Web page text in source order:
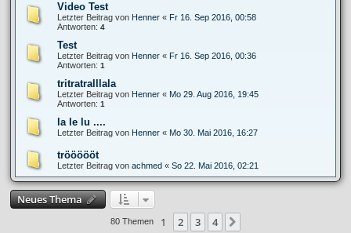
Video Test
Letzter Beitrag von Henner « Fr 16. Sep 2016, 00:58
Antworten: 4
Test
Letzter Beitrag von Henner « Fr 16. Sep 2016, 00:36
Antworten: 1
tritratralllala
Letzter Beitrag von Henner « Mo 29. Aug 2016, 19:45
Antworten: 1
la le lu ....
Letzter Beitrag von Henner « Mo 30. Mai 2016, 16:27
tröööööt
Letzter Beitrag von achmed « So 22. Mai 2016, 02:21
Neues Thema
80 Themen 1 2 3 4